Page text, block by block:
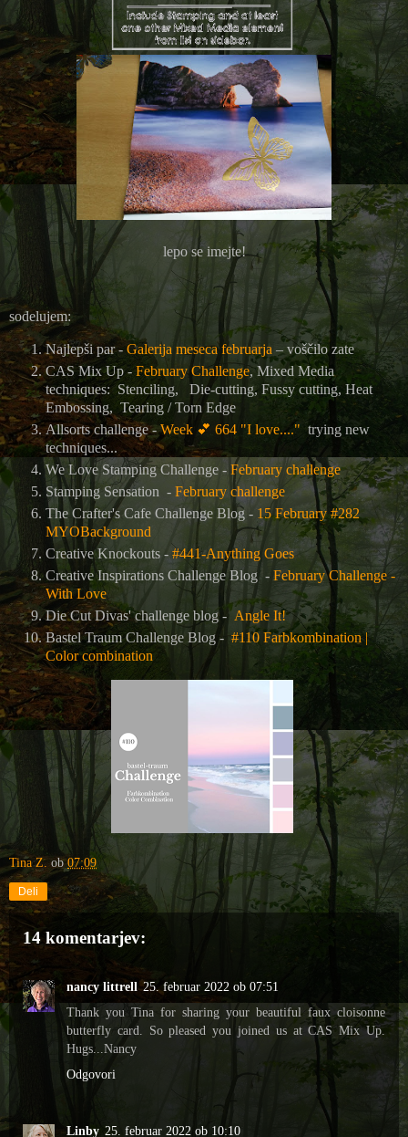
lepo se imejte!
sodelujem:
Najlepši par - Galerija meseca februarja – voščilo zate
CAS Mix Up - February Challenge, Mixed Media
techniques: Stenciling, Die-cutting, Fussy cutting, Heat
Embossing, Tearing / Torn Edge
Allsorts challenge -Week 💕 664 "I love...." trying new
techniques...
We Love Stamping Challenge - February challenge
Stamping Sensation - February challenge
The Crafter's Cafe Challenge Blog - 15 February #282
MYOBackground
Creative Knockouts - #441-Anything Goes
Creative Inspirations Challenge Blog - February Challenge -
With Love
Die Cut Divas' challenge blog - Angle It!
Bastel Traum Challenge Blog - #110 Farbkombination |
Color combination
Tina Z. ob07:09
Deli
14 komentarjev:
nancy littrell 25. februar 2022 ob 07:51
Thank you Tina for sharing your beautiful faux cloisonne
butterfly card. So pleased you joined us at CAS Mix Up.
Hugs...Nancy
Odgovori
Linby 25. februar 2022 ob 10:10